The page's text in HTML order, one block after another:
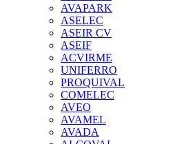
AVAPARK
ASELEC
ASEIR CV
ASEIF
ACVIRME
UNIFERRO
PROQUIVAL
COMELEC
AVEO
AVAMEL
AVADA